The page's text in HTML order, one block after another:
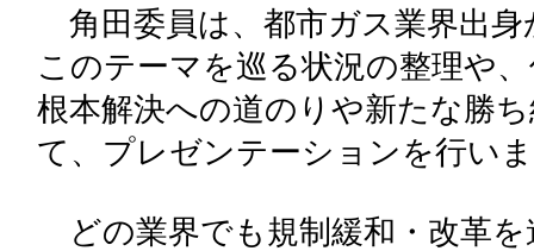
角田委員は、都市ガス業界出
このテーマを巡る状況の整理や
根本解決への道のりや新たな勝
て、プレゼンテーションを行い
どの業界でも規制緩和・改革